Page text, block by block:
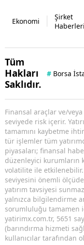
Ekonomi
Şirket
Haberleri
Tüm
Hakları
Saklıdır.
# Borsa
Finansal araçlar ve/
seviyede risk içerir.
tamamını kaybetme
tür işlemler tüm
piyasaları; finansal
düzenleyici kurumların
volatilite ile etkilenebilir.
seviyesini önemli
yatırım tavsiyesi
yalnızca bilgilendirme
sorumluluğu tamamen
yatirimx.com.tr, 5651
(barındırma hizmeti
kullanıcılar